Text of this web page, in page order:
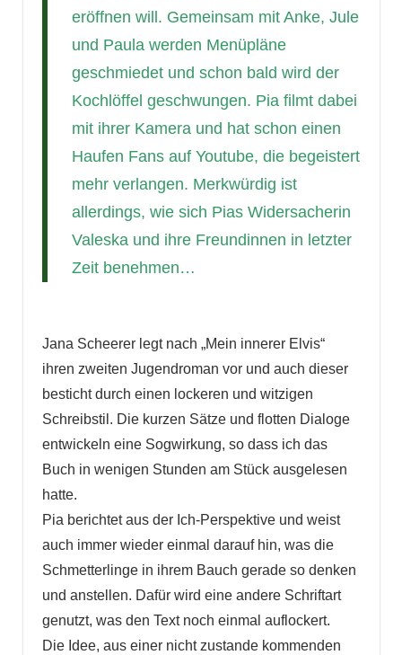
eröffnen will. Gemeinsam mit Anke, Jule
und Paula werden Menüpläne
geschmiedet und schon bald wird der
Kochlöffel geschwungen. Pia filmt dabei
mit ihrer Kamera und hat schon einen
Haufen Fans auf Youtube, die begeistert
mehr verlangen. Merkwürdig ist
allerdings, wie sich Pias Widersacherin
Valeska und ihre Freundinnen in letzter
Zeit benehmen…
Jana Scheerer legt nach „Mein innerer Elvis“
ihren zweiten Jugendroman vor und auch dieser
besticht durch einen lockeren und witzigen
Schreibstil. Die kurzen Sätze und flotten Dialoge
entwickeln eine Sogwirkung, so dass ich das
Buch in wenigen Stunden am Stück ausgelesen
hatte.
Pia berichtet aus der Ich-Perspektive und weist
auch immer wieder einmal darauf hin, was die
Schmetterlinge in ihrem Bauch gerade so denken
und anstellen. Dafür wird eine andere Schriftart
genutzt, was den Text noch einmal auflockert.
Die Idee, aus einer nicht zustande kommenden